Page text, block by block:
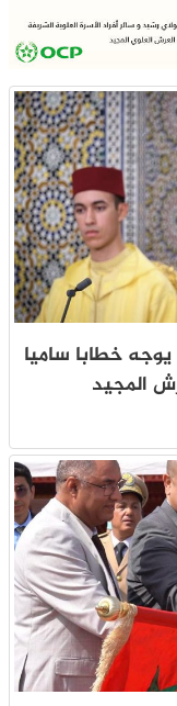
خطابا ساميا
المجيد